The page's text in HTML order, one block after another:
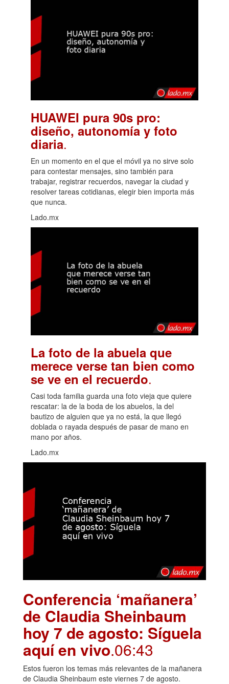
HUAWEI pura 90s pro:
diseño, autonomía y foto
diaria.
En un momento en el que el móvil ya no sirve solo
para contestar mensajes, sino también para
trabajar, registrar recuerdos, navegar la ciudad y
resolver tareas cotidianas, elegir bien importa más
que nunca.
Lado.mx
La foto de la abuela que
merece verse tan bien como
se ve en el recuerdo.
Casi toda familia guarda una foto vieja que quiere
rescatar: la de la boda de los abuelos, la del
bautizo de alguien que ya no está, la que llegó
doblada o rayada después de pasar de mano en
mano por años.
Lado.mx
Conferencia ‘mañanera’
de Claudia Sheinbaum
hoy 7 de agosto: Síguela
aquí en vivo.06:43
Estos fueron los temas más relevantes de la mañanera
de Claudia Sheinbaum este viernes 7 de agosto.